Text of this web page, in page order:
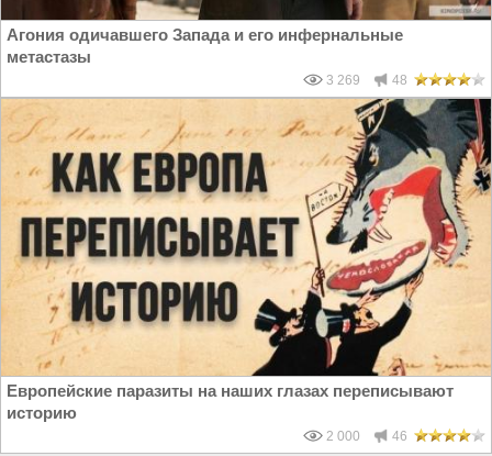
Агония одичавшего Запада и его инфернальные
метастазы
3 269 48
Европейские паразиты на наших глазах переписывают
историю
2 000 46